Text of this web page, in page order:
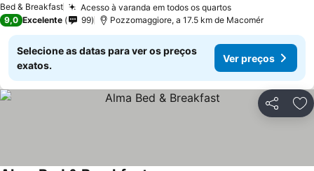
Bed & Breakfast Acesso à varanda em todos os quartos
9,0 Excelente 99 Pozzomaggiore, a 17.5 km de Macomér
Selecione as datas para ver os preços
exatos.
Ver preços
Partilhar